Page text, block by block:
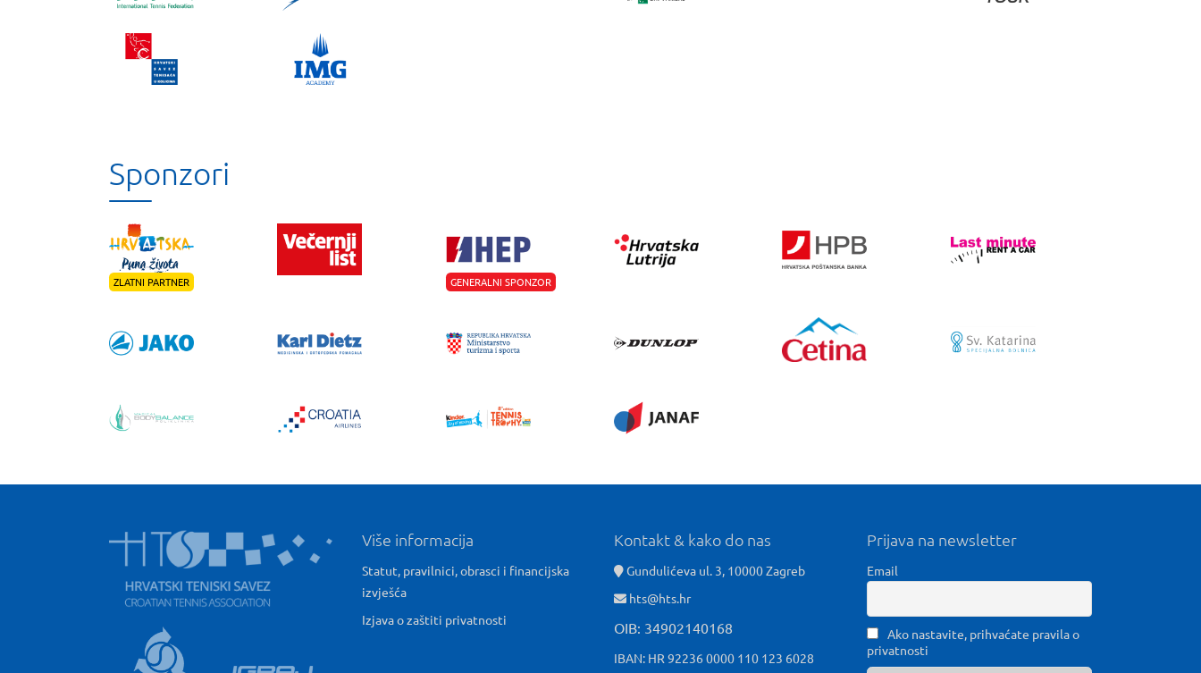
Sponzori
ZLATNI PARTNER GENERALNI SPONZOR
Više informacija
Statut, pravilnici, obrasci i financijska
izvješća
Izjava o zaštiti privatnosti
Kontakt & kako do nas
Gundulićeva ul. 3, 10000 Zagreb
hts@hts.hr
OIB: 34902140168
IBAN: HR 92236 0000 110 123 6028
Prijava na newsletter
Email
Ako nastavite, prihvaćate pravila o
privatnosti